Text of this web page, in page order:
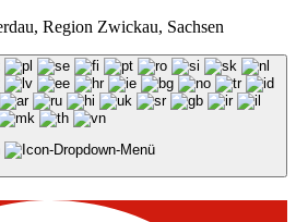
Region Zwickau, Sachsen